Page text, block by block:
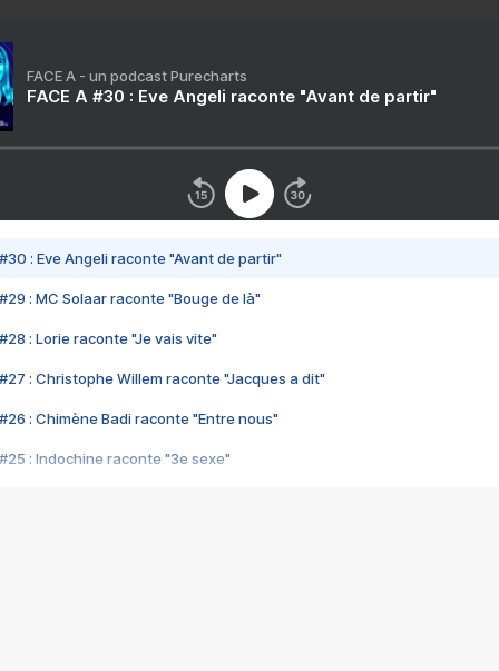
FACE A - un podcast Purecharts
FACE A #30 : Eve Angeli raconte "Avant de partir"
#30 : Eve Angeli raconte "Avant de partir"
#29 : MC Solaar raconte "Bouge de là"
#28 : Lorie raconte "Je vais vite"
#27 : Christophe Willem raconte "Jacques a dit"
#26 : Chimène Badi raconte "Entre nous"
#25 : Indochine raconte "3e sexe"